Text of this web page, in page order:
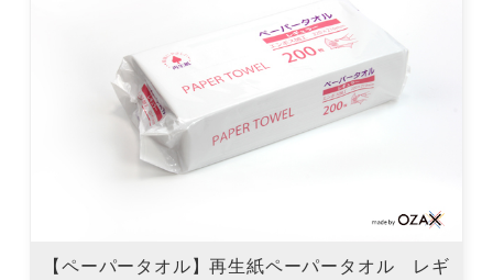
【ペーパータオル】再生紙ペーパータオル レギ